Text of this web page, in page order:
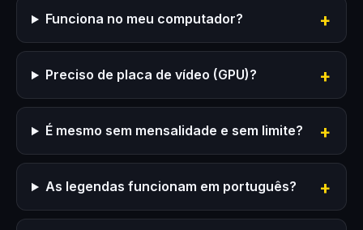
Funciona no meu computador?
Preciso de placa de vídeo (GPU)?
É mesmo sem mensalidade e sem limite?
As legendas funcionam em português?